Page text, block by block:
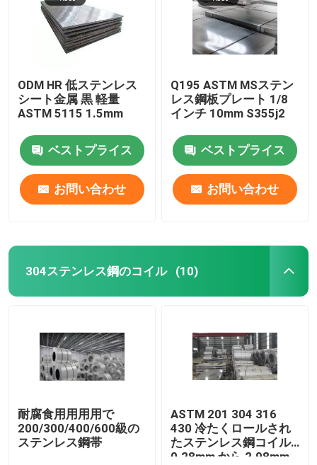
ODM HR 低ステンレス
シート金属 黒 軽量
ASTM 5115 1.5mm
ベストプライス
お問い合わせ
Q195 ASTM MSステン
レス鋼板プレート 1/8
インチ 10mm S355j2
ベストプライス
お問い合わせ
304ステンレス鋼のコイル (10)
耐腐食用用用用で
200/300/400/600級の
ステンレス鋼帯
ASTM 201 304 316
430 冷たくロールされ
たステンレス鋼コイル
0.28mm から 2.98mm